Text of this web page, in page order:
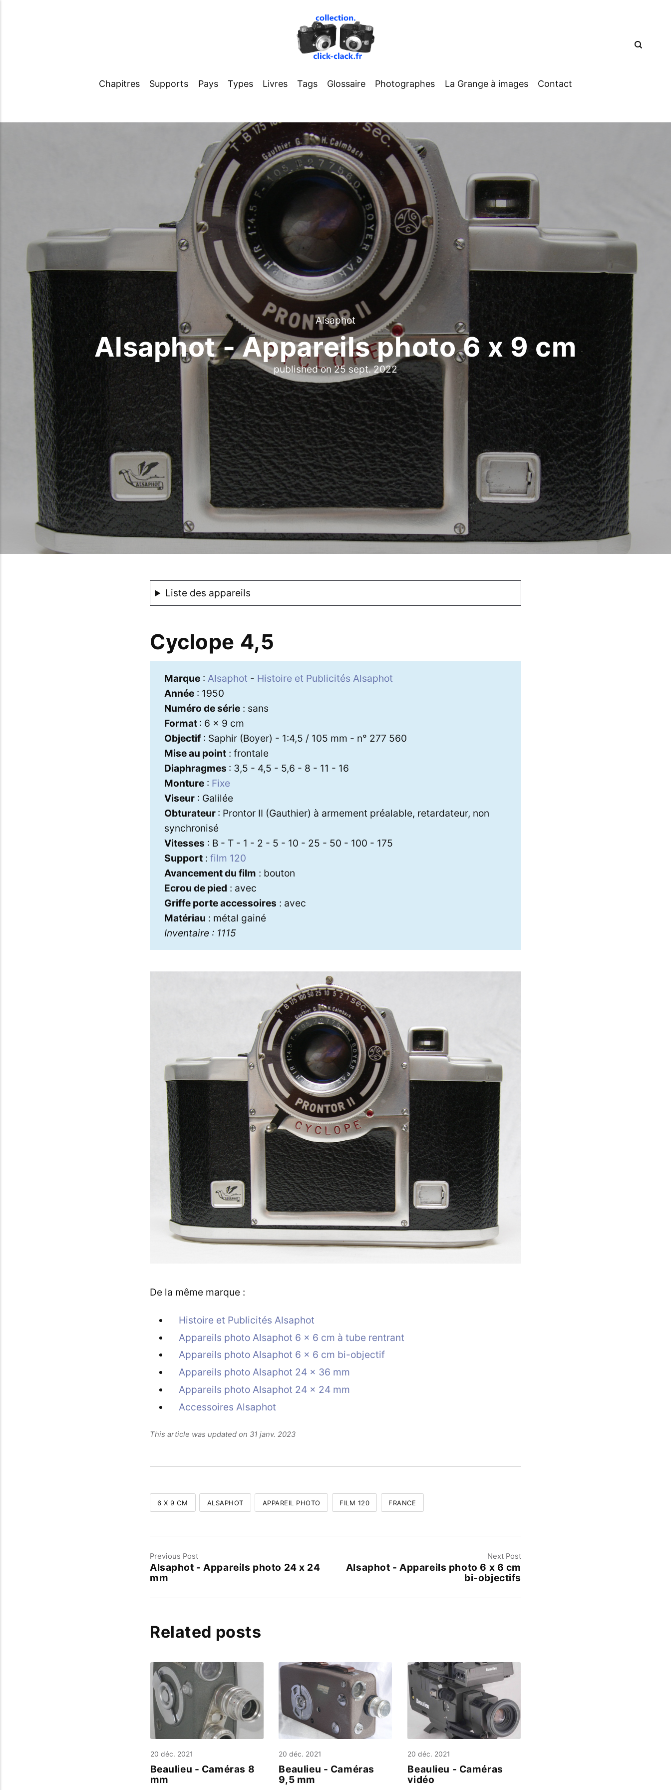
Chapitres Supports Pays Types Livres Tags Glossaire Photographes La Grange à images Contact
Alsaphot
Alsaphot - Appareils photo 6 x 9 cm
published on25 sept. 2022
Liste des appareils
Cyclope 4,5
Marque: Alsaphot - Histoire et Publicités Alsaphot
Année: 1950
Numéro de série: sans
Format : 6 x 9 cm
Objectif: Saphir (Boyer) - 1:4,5 / 105 mm - n° 277 560
Mise au point: frontale
Diaphragmes : 3,5 - 4,5 - 5,6 - 8 - 11 - 16
Monture: Fixe
Viseur: Galilée
Obturateur : Prontor II (Gauthier) à armement préalable, retardateur, non
synchronisé
Vitesses : B - T - 1 - 2 - 5 - 10 - 25 - 50 - 100 - 175
Support: film 120
Avancement du film : bouton
Ecrou de pied : avec
Griffe porte accessoires : avec
Matériau : métal gainé
Inventaire : 1115
De la même marque :
Histoire et Publicités Alsaphot
Appareils photo Alsaphot 6 x 6 cm à tube rentrant
Appareils photo Alsaphot 6 x 6 cm bi-objectif
Appareils photo Alsaphot 24 x 36 mm
Appareils photo Alsaphot 24 x 24 mm
Accessoires Alsaphot
This article was updated on 31 janv. 2023
6 X 9 CM ALSAPHOT APPAREIL PHOTO FILM 120 FRANCE
Previous Post
Alsaphot - Appareils photo 24 x 24
mm
Next Post
Alsaphot - Appareils photo 6 x 6 cm
bi-objectifs
Related posts
20 déc. 2021
Beaulieu - Caméras 8
mm
20 déc. 2021
Beaulieu - Caméras
9,5 mm
20 déc. 2021
Beaulieu - Caméras
vidéo